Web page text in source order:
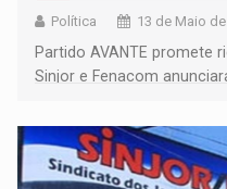
Política 13 de Maio
Partido AVANTE promete
Sinjor e Fenacom